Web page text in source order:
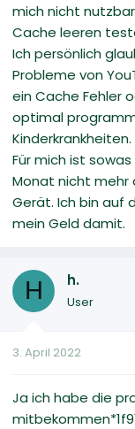
mich nicht
Cache leeren
Ich persönlich
Probleme von
ein Cache Fehler
optimal
Kinderkrankheiten.
Für mich ist
Monat nicht mehr
Gerät. Ich bin auf
mein Geld damit.
H h.
User
3. April 2022
Ja ich habe die